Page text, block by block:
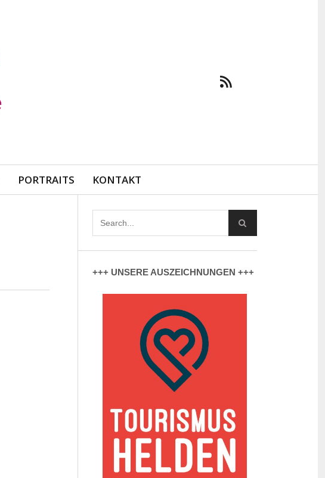
PORTRAITS KONTAKT
+++ UNSERE AUSZEICHNUNGEN +++